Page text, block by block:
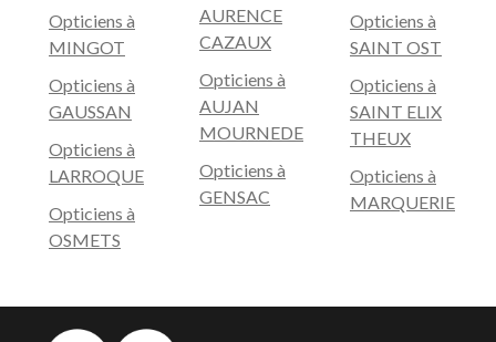
Opticiens à
MINGOT
Opticiens à
GAUSSAN
Opticiens à
LARROQUE
Opticiens à
OSMETS
AURENCE
CAZAUX
Opticiens à
AUJAN
MOURNEDE
Opticiens à
GENSAC
Opticiens à
SAINT OST
Opticiens à
SAINT ELIX
THEUX
Opticiens à
MARQUERIE